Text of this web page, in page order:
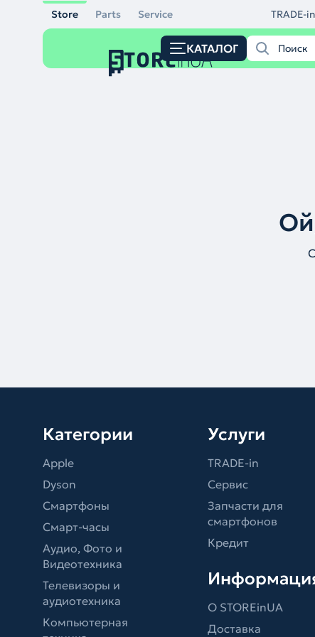
Store Parts Service TRADE-in
КАТАЛОГ
Категории
Apple
Dyson
Смартфоны
Смарт-часы
Аудио, Фото и
Видеотехника
Телевизоры и
аудиотехника
Компьютерная
Услуги
TRADE-in
Сервис
Запчасти для
смартфонов
Кредит
О STOREinUA
Доставка